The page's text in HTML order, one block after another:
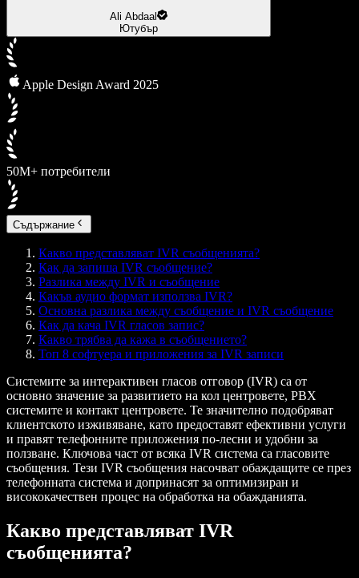
Ali Abdaal
Ютубър
Apple Design Award 2025
50M+ потребители
Съдържание
Какво представляват IVR съобщенията?
Как да запиша IVR съобщение?
Разлика между IVR и съобщение
Какъв аудио формат използва IVR?
Основна разлика между съобщение и IVR съобщение
Как да кача IVR гласов запис?
Какво трябва да кажа в съобщението?
Топ 8 софтуера и приложения за IVR записи
Системите за интерактивен гласов отговор (IVR) са от
основно значение за развитието на кол центровете, PBX
системите и контакт центровете. Те значително подобряват
клиентското изживяване, като предоставят ефективни услуги
и правят телефонните приложения по-лесни и удобни за
ползване. Ключова част от всяка IVR система са гласовите
съобщения. Тези IVR съобщения насочват обаждащите се през
телефонната система и допринасят за оптимизиран и
висококачествен процес на обработка на обажданията.
Какво представляват IVR
съобщенията?